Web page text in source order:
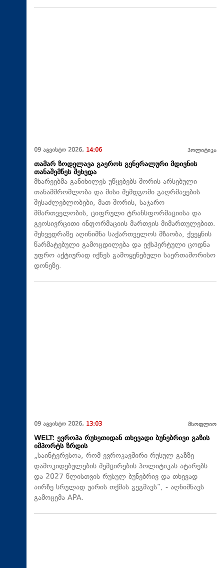
09 აგვისტო 2026, 14:06 პოლიტიკა
თამარ ზოდელავა გაეროს გენერალური მდივნის
თანაშემწეს შეხვდა
მხარეებმა განიხილეს უწყებებს შორის არსებული
თანამშრომლობა და მისი შემდგომი გაღრმავების
შესაძლებლობები, მათ შორის, საჯარო
მმართველობის, ციფრული ტრანსფორმაციისა და
გეოსივრცითი ინფორმაციის მართვის მიმართულებით.
შეხვედრაზე აღინიშნა საქართველოს მზაობა, ქვეყნის
წარმატებული გამოცდილება და ექსპერტული ცოდნა
უფრო აქტიურად იქნეს გამოყენებული საერთაშორისო
დონეზე.
09 აგვისტო 2026, 13:03 მსოფლიო
WELT: ევროპა რუსეთიდან თხევადი ბუნებრივი გაზის
იმპორტს ზრდის
„საინტერესოა, რომ ევროკავშირი რუსულ გაზზე
დამოკიდებულების შემცირების პოლიტიკას ატარებს
და 2027 წლისთვის რუსულ ბუნებრივ და თხევად
აირზე სრულად უარის თქმას გეგმავს“, - აღნიშნავს
გამოცემა APA.